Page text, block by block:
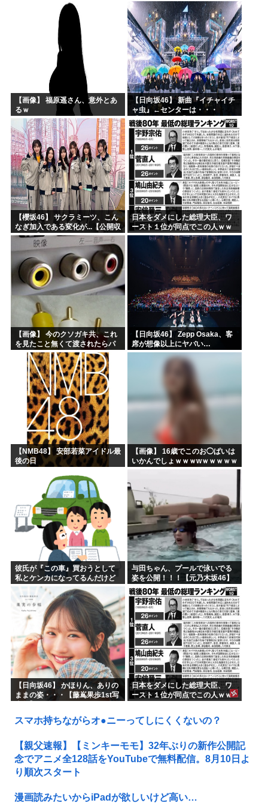
【画像】 福原遥さん、意外とあ
るｗ
【日向坂46】 新曲『イチャイチ
ャ虫』←センターは・・・
【18thシングル】
【櫻坂46】 サクラミーツ、こん
なぎ加入である変化が...【公開収
録レポ】
日本をダメにした総理大臣、ワ
ースト１位が同点でこの人ｗｗ
ｗｗｗｗ
【画像】 今のクソガキ共、これ
を見たこと無くて渡されたらパ
ニクるらしいｗｗｗｗｗｗｗｗ
ｗｗｗｗｗ
【日向坂46】 Zepp Osaka、客
席が想像以上にヤバい…
【NMB48】 安部若菜アイドル最
後の日
【画像】 16歳でこのお◯ぱいは
いかんでしょｗｗｗwｗｗｗｗｗ
ｗｗｗ❤
彼氏が『この車』買おうとして
私とケンカになってるんだけど
ｗｗｗｗｗｗ
与田ちゃん、プールで泳いでる
姿を公開！！！【元乃木坂46】
【日向坂46】 かほりん、ありの
ままの姿・・・【藤嶌果歩1st写
日本をダメにした総理大臣、ワ
ースト１位が同点でこの人ｗｗ
スマホ持ちながらオ●ニーってしにくくないの？
【親父速報】【ミンキーモモ】32年ぶりの新作公開記
念でアニメ全128話をYouTubeで無料配信。8月10日よ
り順次スタート
漫画読みたいからiPadが欲しいけど高い…